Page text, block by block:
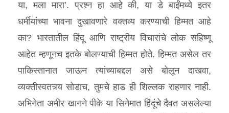
या, मला मारा’. प्रश्‍न हा आहे की, या डे बाईंमध्ये इतर
धर्मीयांच्या भावना दुखावणारे वक्तव्य करण्याची हिम्मत आहे
का? भारतातील हिंदू आणि राष्ट्रीय विचारांचे लोक सहिष्णू
आहेत म्हणूनच इतके बोलण्याची हिम्मत होते. हिम्मत असेल तर
पाकिस्तानात जाऊन त्यांच्याबद्दल असे बोलून दाखवा,
व्यक्तीस्वतत्र्य सोडाच, तुमचे हाड ही शिल्लक राहणार नाही.
अभिनेता अमीर खानने पीके या सिनेमात हिंदूंचे दैवत असलेल्या